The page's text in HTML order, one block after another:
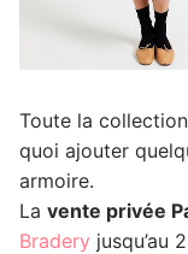
Toute la
quoi ajouter
armoire.
La vente privée
Bradery jusqu’au